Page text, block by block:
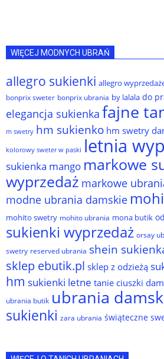
WIĘCEJ MODNYCH UBRAŃ
allegro sukienki allegro
bonprix sweter bonprix ubrania by lalala do
elegancja sukienka fajne
m swetry hm sukienko hm swetry
kolorowy sweter w paski letnia
sukienka mango markowe
wyprzedaż markowe
modne ubrania damskie
mohito swetry mohito ubrania mona butik
sukienki wyprzedaż orsay
swetry reserved ubrania shein
sklep ebutik.pl sklep z odzieżą
hm sukienki letne tanie ciuszki
ubrania butik ubrania
sukienki zara ubrania świąteczne